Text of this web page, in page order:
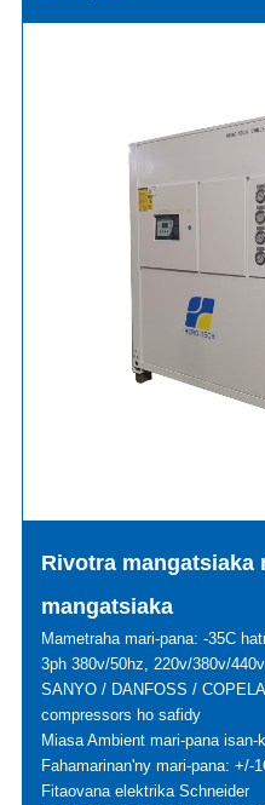
Rivotra mangatsiaka
mangatsiaka
Mametraha mari-pana: -35C
3ph 380v/50hz, 220v/380v/
SANYO / DANFOSS /
compressors ho safidy
Miasa Ambient mari-pana
Fahamarinan'ny mari-pana: +/-
Fitaovana elektrika Schneider